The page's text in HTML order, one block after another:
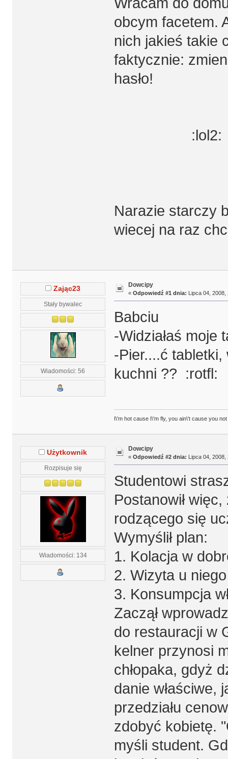
obcym facetem.
nich jakieś takie
faktycznie:
hasło!
:lol2:
Narazie starczy
wiecej na raz
Zając23
Stały bywalec
Wiadomości: 56
Dowcipy
« Odpowiedź #1 dnia: Lipca 04, 2008,
Babciu
-Widziałaś moje
-Pier....ć tabletki,
kuchni ?? :rotfl:
I\'m hot cause I\'m fly, you ain\'t cause you not
Użytkownik
Rozpisuje się
Wiadomości: 134
Dowcipy
« Odpowiedź #2 dnia: Lipca 04, 2008,
Studentowi
Postanowił
rodzącego się
Wymyślił plan:
1. Kolacja w
2. Wizyta u
3. Konsumpcja
Zaczął
do restauracji w
kelner przynosi
chłopaka, gdyż
danie właściwe,
przedziału
zdobyć kobietę.
myśli student.